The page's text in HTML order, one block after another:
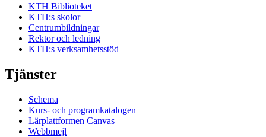
KTH Biblioteket
KTH:s skolor
Centrumbildningar
Rektor och ledning
KTH:s verksamhetsstöd
Tjänster
Schema
Kurs- och programkatalogen
Lärplattformen Canvas
Webbmejl